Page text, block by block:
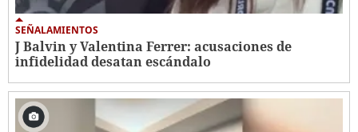
SEÑALAMIENTOS
J Balvin y Valentina Ferrer: acusaciones de
infidelidad desatan escándalo